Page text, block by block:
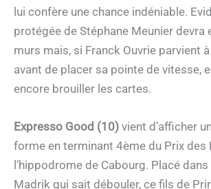
lui confère une chance indéniable.
protégée de Stéphane Meunier devra
murs mais, si Franck Ouvrie parvient
avant de placer sa pointe de vitesse,
encore brouiller les cartes.
Expresso Good (10) vient d’afficher
forme en terminant 4ème du Prix des
l’hippodrome de Cabourg. Placé dans
Madrik qui sait débouler, ce fils de